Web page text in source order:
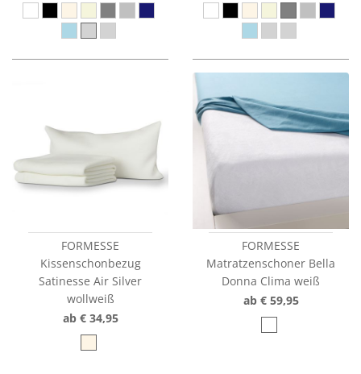
FORMESSE
Kissenschonbezug
Satinesse Air Silver
wollweiß
ab € 34,95
FORMESSE
Matratzenschoner Bella
Donna Clima weiß
ab € 59,95